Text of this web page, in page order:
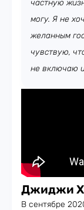
частную
могу. Я не
желанным
чувствую,
не включаю
Джиджи
В сентябре